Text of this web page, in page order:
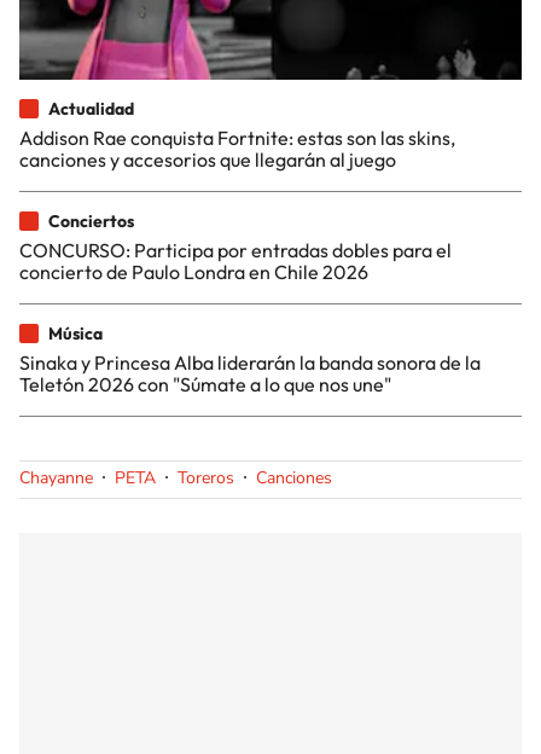
Actualidad
Addison Rae conquista Fortnite: estas son las skins,
canciones y accesorios que llegarán al juego
Conciertos
CONCURSO: Participa por entradas dobles para el
concierto de Paulo Londra en Chile 2026
Música
Sinaka y Princesa Alba liderarán la banda sonora de la
Teletón 2026 con "Súmate a lo que nos une"
Chayanne PETA Toreros Canciones